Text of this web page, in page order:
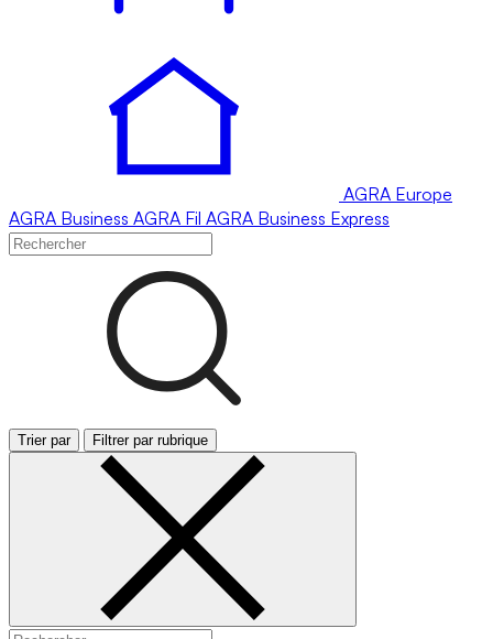
AGRA Europe
AGRA Business AGRA Fil AGRA Business Express
Trier par Filtrer par rubrique